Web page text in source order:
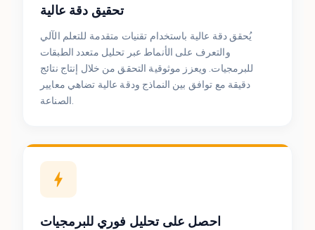
تحقيق دقة عالية
يُحقق دقة عالية باستخدام تقنيات متقدمة للتعلم الآلي
والتعرف على الأنماط عبر تحليل متعدد الطبقات
للبرمجيات. ويعزز موثوقية التحقق من خلال إنتاج نتائج
دقيقة مع توافق بين النماذج ودقة عالية تضاهي معايير
احصل على تحليل فوري للبرمجيات